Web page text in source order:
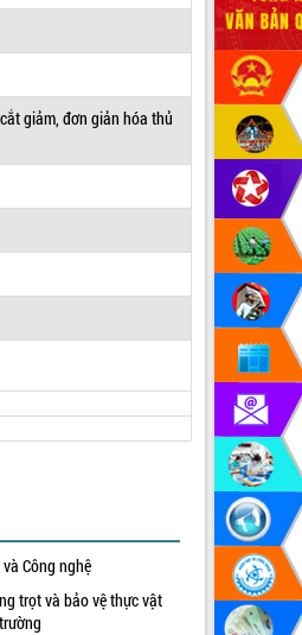
giảm, đơn giản hóa thủ
Công nghệ
trọt và bảo vệ thực vật